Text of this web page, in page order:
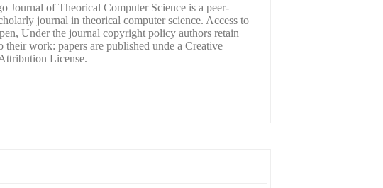
Journal of Theorical Computer Science is a peer-
journal in theorical computer science. Access to
Under the journal copyright policy authors retain
their work: papers are published unde a Creative
License.